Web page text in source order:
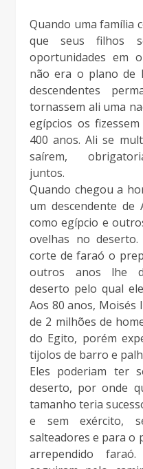
Quando uma família
que seus filhos
oportunidades em
não era o plano de
descendentes
tornassem ali uma
egípcios os
400 anos. Ali se
saírem,
juntos.
Quando chegou a
um descendente
como egípcio e
ovelhas no
corte de faraó o
outros anos lhe
deserto pelo qual
Aos 80 anos, Moisés
de 2 milhões de
do Egito, porém
tijolos de barro e
Eles poderiam ter
deserto, por onde
tamanho teria
e sem exército,
salteadores e para o
arrependido